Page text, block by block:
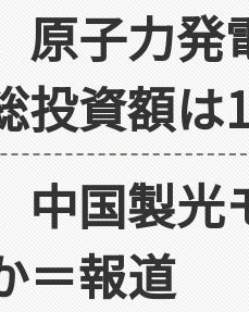
原子力
資額は
中国製光
＝報道